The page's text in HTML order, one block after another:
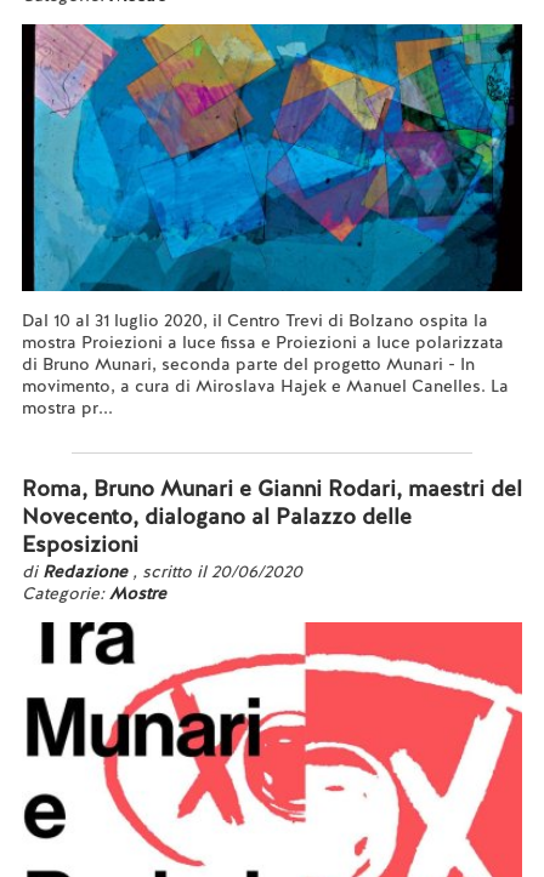
Dal 10 al 31 luglio 2020, il Centro Trevi di Bolzano ospita la
mostra Proiezioni a luce fissa e Proiezioni a luce polarizzata
di Bruno Munari, seconda parte del progetto Munari - In
movimento, a cura di Miroslava Hajek e Manuel Canelles. La
mostra pr...
Roma, Bruno Munari e Gianni Rodari, maestri del
Novecento, dialogano al Palazzo delle
Esposizioni
di Redazione , scritto il 20/06/2020
Categorie:Mostre